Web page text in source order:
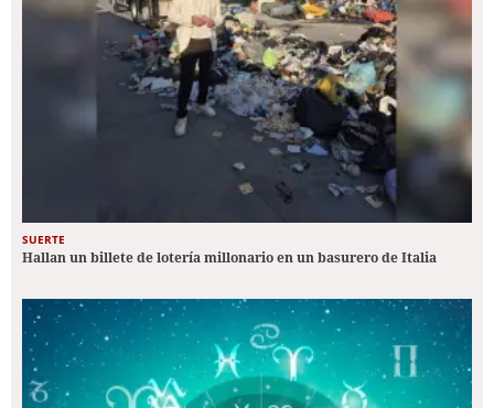
SUERTE
Hallan un billete de lotería millonario en un basurero de Italia